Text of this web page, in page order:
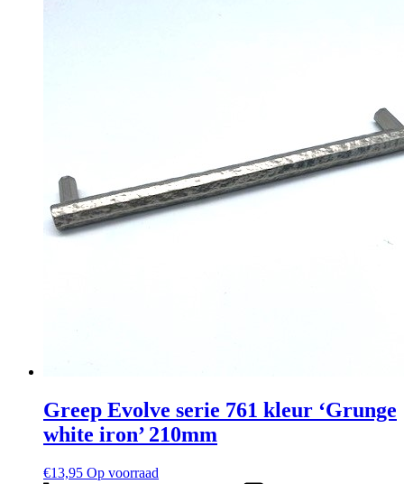
Greep Evolve serie 761 kleur ‘Grunge
white iron’ 210mm
€13,95 Op voorraad